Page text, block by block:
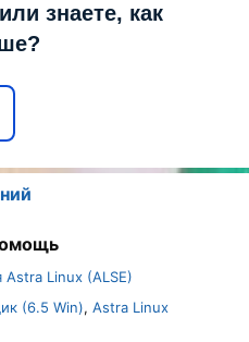
знаете, как
Astra Linux (ALSE)
(6.5 Win), Astra Linux